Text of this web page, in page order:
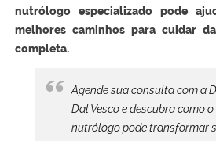
nutrólogo especializado pode
melhores caminhos para cuidar
completa.
Agende sua consulta com a
Dal Vesco e descubra como
nutrólogo pode transformar